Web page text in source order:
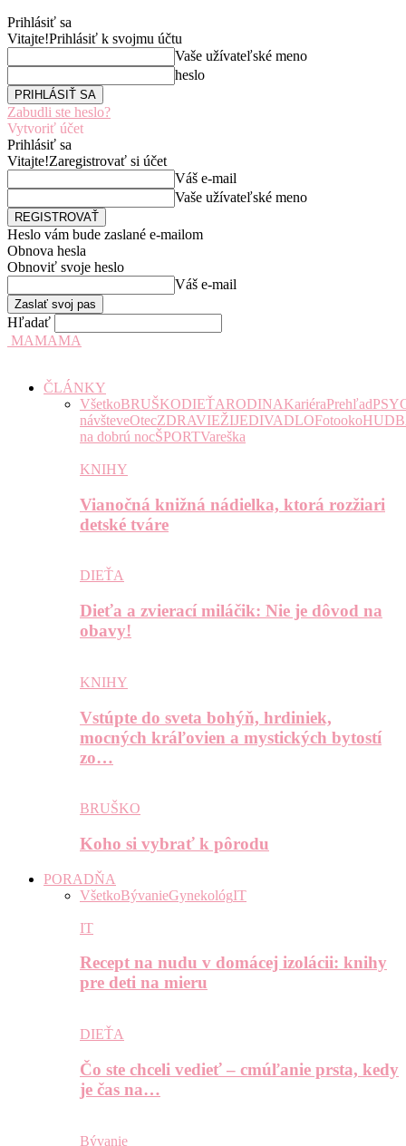
Prihlásiť sa
Vitajte!Prihlásiť k svojmu účtu
Vaše užívateľské meno
heslo
Zabudli ste heslo?
Vytvoriť účet
Prihlásiť sa
Vitajte!Zaregistrovať si účet
Váš e-mail
Vaše užívateľské meno
Heslo vám bude zaslané e-mailom
Obnova hesla
Obnoviť svoje heslo
Váš e-mail
Hľadať
MAMAMA
ČLÁNKY
VšetkoBRUŠKODIEŤARODINAKariéraPrehľad
návšteveOtecZDRAVIEŽIJEDIVADLOFotooko
na dobrú nocŠPORTVareška
KNIHY
Vianočná knižná nádielka, ktorá rozžiari
detské tváre
DIEŤA
Dieťa a zvierací miláčik: Nie je dôvod na
obavy!
KNIHY
Vstúpte do sveta bohýň, hrdiniek,
mocných kráľovien a mystických bytostí
zo…
BRUŠKO
Koho si vybrať k pôrodu
PORADŇA
VšetkoBývanieGynekológIT
IT
Recept na nudu v domácej izolácii: knihy
pre deti na mieru
DIEŤA
Čo ste chceli vedieť – cmúľanie prsta, kedy
je čas na…
Bývanie